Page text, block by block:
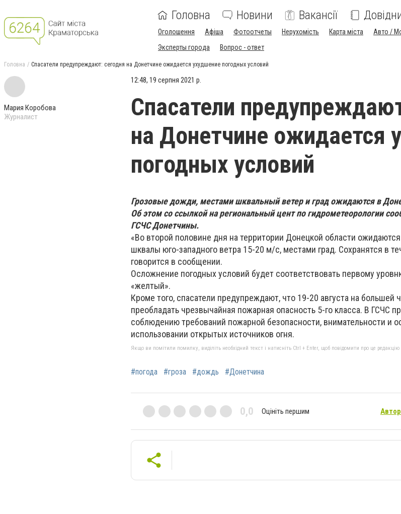
Головна Новини Вакансії
Оголошення Афіша Фотоотчеты Нерухомість Карта міста Авто /
Эксперты города
Вопрос - ответ
Головна Спасатели предупреждают: сегодня на Донетчине ожидается ухудшение погодных условий
Мария Коробова
Журналист
12:48, 19 серпня 2021 р.
Спасатели
на Донетчине ожидается
погодных условий
Грозовые дожди, местами шквальный ветер и град ожидаются в
Об этом со ссылкой на региональный цент по гидрометеорологии
ГСЧС Донетчины.
«Во второй половине дня на территории Донецкой области
шквалы юго-западного ветра 15-20 м/с, местами град. Сохранятся в
говорится в сообщении.
Осложнение погодных условий будет соответствовать первому
«желтый».
Кроме того, спасатели предупреждают, что 19-20 августа на большей
преобладать чрезвычайная пожарная опасность 5-го класса. В ГСЧС
соблюдению требований пожарной безопасности, внимательности и
использовании открытых источников огня.
Якщо ви помітили помилку, виділіть необхідний текст і натисніть Ctrl + Enter, щоб повідомити про це редакцію
#погода #гроза #дождь #Донетчина
0,0 Оцініть першим